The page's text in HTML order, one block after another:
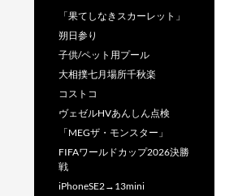
「果てしなきスカーレット」
朔日参り
子供/ペット用プール
大相撲七月場所千秋楽
コストコ
ヴェゼルHVあんしん点検
「MEGザ・モンスター」
FIFAワールドカップ2026決勝
戦
iPhoneSE2→13mini